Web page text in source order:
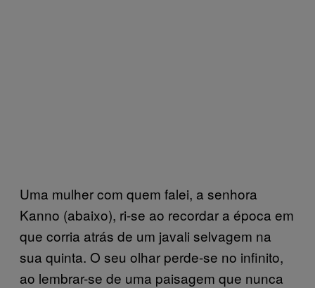
Uma mulher com quem falei, a senhora
Kanno (abaixo), ri-se ao recordar a época em
que corria atrás de um javali selvagem na
sua quinta. O seu olhar perde-se no infinito,
ao lembrar-se de uma paisagem que nunca